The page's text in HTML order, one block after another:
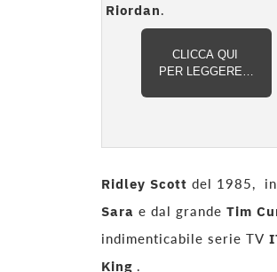
Riordan.
CLICCA QUI
PER LEGGERE…
Ridley Scott del 1985,
Sara e dal grande Tim
indimenticabile serie TV
King .